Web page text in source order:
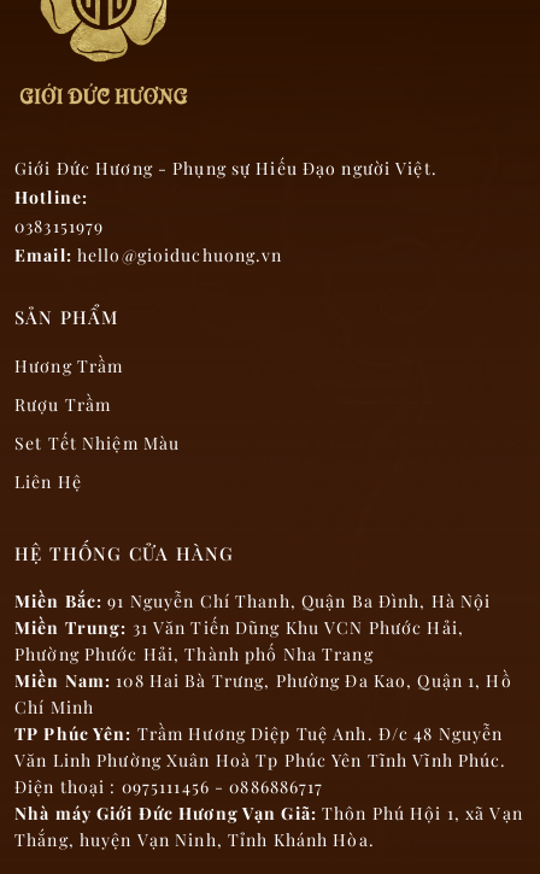
Giới Đức Hương sử dụng túi nylong sinh
học
Liệu pháp tinh dầu
Giới Đức Hương - Phụng sự Hiếu Đạo người Việt.
Hotline:
0383151979
Email: hello@gioiduchuong.vn
SẢN PHẨM
Hương Trầm
Rượu Trầm
Set Tết Nhiệm Màu
Liên Hệ
HỆ THỐNG CỬA HÀNG
Miền Bắc: 91 Nguyễn Chí Thanh, Quận Ba Đình, Hà Nội
Miền Trung: 31 Văn Tiến Dũng Khu VCN Phước Hải,
Phường Phước Hải, Thành phố Nha Trang
Miền Nam: 108 Hai Bà Trưng, Phường Đa Kao, Quận 1, Hồ
Chí Minh
TP Phúc Yên: Trầm Hương Diệp Tuệ Anh. Đ/c 48 Nguyễn
Văn Linh Phường Xuân Hoà Tp Phúc Yên Tĩnh Vĩnh Phúc.
Điện thoại : 0975111456 - 0886886717
Nhà máy Giới Đức Hương Vạn Giã: Thôn Phú Hội 1, xã Vạn
Thắng, huyện Vạn Ninh, Tỉnh Khánh Hòa.